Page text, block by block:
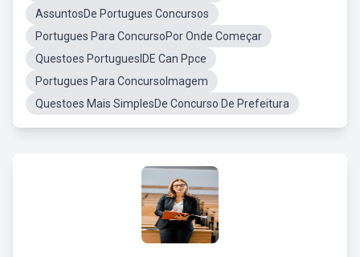
AssuntosDe Portugues Concursos
Portugues Para ConcursoPor Onde Começar
Questoes PortuguesIDE Can Ppce
Portugues Para ConcursoImagem
Questoes Mais SimplesDe Concurso De Prefeitura